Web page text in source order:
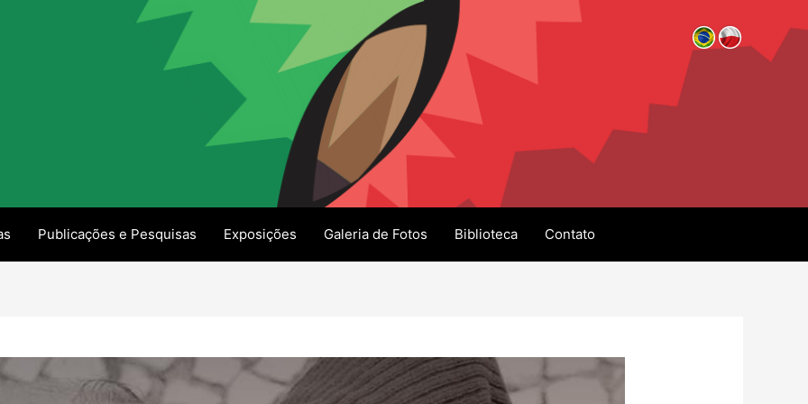
Publicações e Pesquisas Exposições Galeria de Fotos Biblioteca Contato